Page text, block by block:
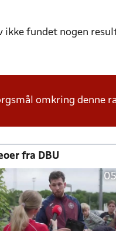
ikke fundet nogen
omkring denne
fra DBU